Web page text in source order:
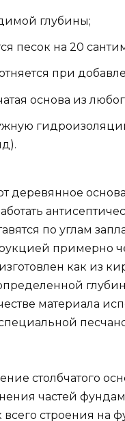
глубины;
песок на 20
при
основа из
деревянное
по углам
примерно
как из
материала
столбчатого
частей
всего строения на